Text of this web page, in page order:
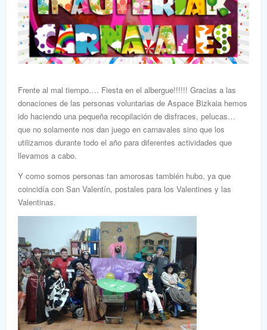
Frente al mal tiempo…. Fiesta en el albergue!!!!!! Gracias a las
donaciones de las personas voluntarias de Aspace Bizkaia hemos
ido haciendo una pequeña recopilación de disfraces, pelucas…
que no solamente nos dan juego en carnavales sino que los
utilizamos durante todo el año para diferentes actividades que
llevamos a cabo.
Y como somos personas tan amorosas también hubo, ya que
coincidía con San Valentín, postales para los Valentines y las
Valentinas.